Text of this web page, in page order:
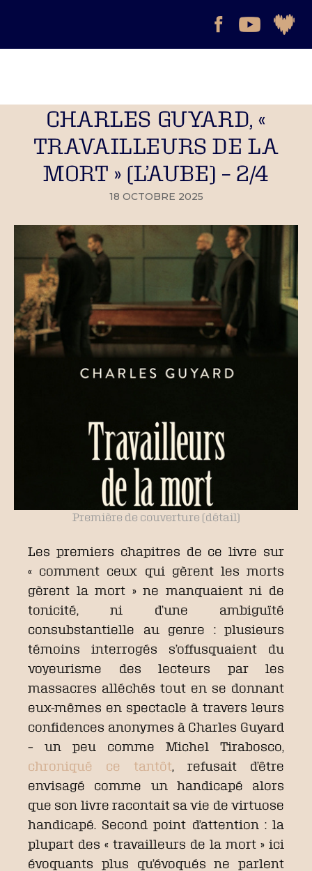
CHARLES GUYARD, «
TRAVAILLEURS DE LA
MORT » (L’AUBE) – 2/4
18 OCTOBRE 2025
Première de couverture (détail)
Les premiers chapitres de ce livre sur
« comment ceux qui gèrent les morts
gèrent la mort » ne manquaient ni de
tonicité, ni d’une ambiguïté
consubstantielle au genre : plusieurs
témoins interrogés s’offusquaient du
voyeurisme des lecteurs par les
massacres alléchés tout en se donnant
eux-mêmes en spectacle à travers leurs
confidences anonymes à Charles Guyard
– un peu comme Michel Tirabosco,
chroniqué ce tantôt , refusait d’être
envisagé comme un handicapé alors
que son livre racontait sa vie de virtuose
handicapé. Second point d’attention : la
plupart des « travailleurs de la mort » ici
évoquants plus qu’évoqués ne parlent